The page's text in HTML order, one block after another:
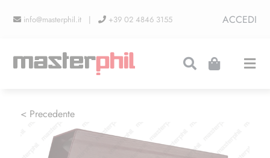
info@masterphil.it | +39 02 4846 3155 ACCEDI
< Precedente